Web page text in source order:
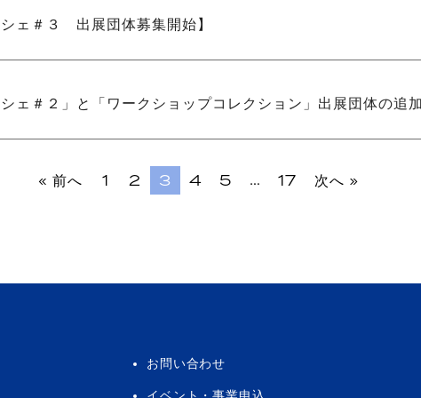
シェ＃３ 出展団体募集開始】
シェ＃２」と「ワークショップコレクション」出展団体の追
« 前へ 1 2 3 4 5 … 17 次へ »
お問い合わせ
イベント・事業申込